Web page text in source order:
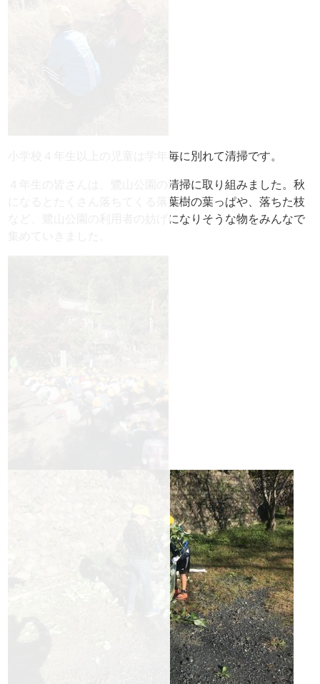
小学校４年生以上の児童は学年毎に別れて清掃です。
４年生の皆さんは、鷺山公園の清掃に取り組みました。秋
になるとたくさん落ちてくる落葉樹の葉っぱや、落ちた枝
など、鷺山公園の利用者の妨げになりそうな物をみんなで